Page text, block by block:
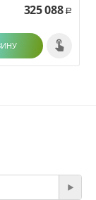
325 088 Р